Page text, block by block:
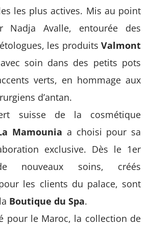
les plus actives. Mis au point
Nadja Avalle, entourée des
les produits Valmont
soin dans des petits pots
verts, en hommage aux
d’antan.
suisse de la cosmétique
Mamounia a choisi pour sa
exclusive. Dès le 1er
nouveaux soins, créés
les clients du palace, sont
Boutique du Spa.
pour le Maroc, la collection de